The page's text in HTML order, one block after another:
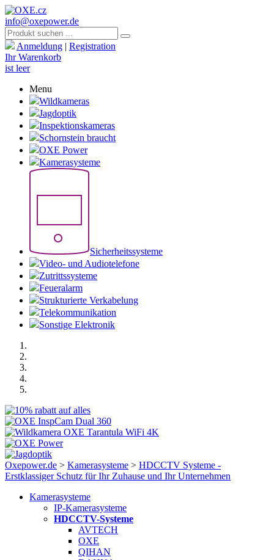
info@oxepower.de
Anmeldung | Registration
Ihr Warenkorb
ist leer
Menu
Wildkameras
Jagdoptik
Inspektionskameras
Schornstein braucht
OXE Power
Kamerasysteme
Sicherheitssysteme
Video- und Audiotelefone
Zutrittssysteme
Feueralarm
Strukturierte Verkabelung
Telekommunikation
Sonstige Elektronik
Oxepower.de > Kamerasysteme > HDCCTV Systeme -
Erstklassiger Schutz für Ihr Zuhause und Ihr Unternehmen
Kamerasysteme
IP-Kamerasysteme
HDCCTV-Systeme
AVTECH
OXE
QIHAN